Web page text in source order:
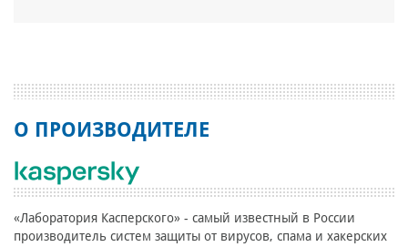
О ПРОИЗВОДИТЕЛЕ
«Лаборатория Касперского» - самый известный в России
производитель систем защиты от вирусов, спама и хакерских